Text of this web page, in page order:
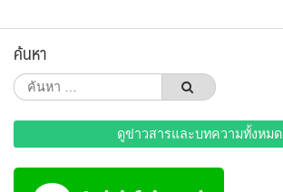
ค้นหา
ค้นหา
สำหรับ:
ดูข่าวสารและบทความทั้งหมด